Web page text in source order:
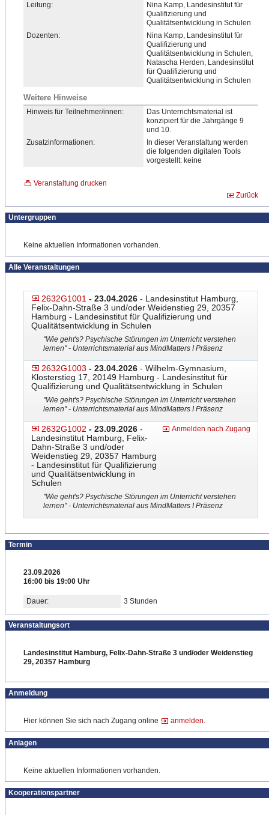
Leitung:
Nina Kamp, Landesinstitut für
Qualifizierung und
Qualitätsentwicklung in Schulen
Dozenten:
Nina Kamp, Landesinstitut für
Qualifizierung und
Qualitätsentwicklung in Schulen,
Natascha Herden, Landesinstitut
für Qualifizierung und
Qualitätsentwicklung in Schulen
Weitere Hinweise
Hinweis für Teilnehmer/innen:
Das Unterrichtsmaterial ist
konzipiert für die Jahrgänge 9
und 10.
Zusatzinformationen:
In dieser Veranstaltung werden
die folgenden digitalen Tools
vorgestellt: keine
Veranstaltung drucken
Zurück
Untergruppen
Keine aktuellen Informationen vorhanden.
Alle Veranstaltungen
2632G1001 - 23.04.2026 - Landesinstitut Hamburg,
Felix-Dahn-Straße 3 und/oder Weidenstieg 29, 20357
Hamburg - Landesinstitut für Qualifizierung und
Qualitätsentwicklung in Schulen
"Wie geht's? Psychische Störungen im Unterricht verstehen
lernen" - Unterrichtsmaterial aus MindMatters I Präsenz
2632G1003 - 23.04.2026 - Wilhelm-Gymnasium,
Klosterstieg 17, 20149 Hamburg - Landesinstitut für
Qualifizierung und Qualitätsentwicklung in Schulen
"Wie geht's? Psychische Störungen im Unterricht verstehen
lernen" - Unterrichtsmaterial aus MindMatters I Präsenz
2632G1002 - 23.09.2026 -
Landesinstitut Hamburg, Felix-
Dahn-Straße 3 und/oder
Weidenstieg 29, 20357 Hamburg
- Landesinstitut für Qualifizierung
und Qualitätsentwicklung in
Schulen
Anmelden nach Zugang
"Wie geht's? Psychische Störungen im Unterricht verstehen
lernen" - Unterrichtsmaterial aus MindMatters I Präsenz
Termin
23.09.2026
16:00 bis 19:00 Uhr
Dauer: 3 Stunden
Veranstaltungsort
Landesinstitut Hamburg, Felix-Dahn-Straße 3 und/oder Weidenstieg
29, 20357 Hamburg
Anmeldung
Hier können Sie sich nach Zugang online anmelden.
Anlagen
Keine aktuellen Informationen vorhanden.
Kooperationspartner